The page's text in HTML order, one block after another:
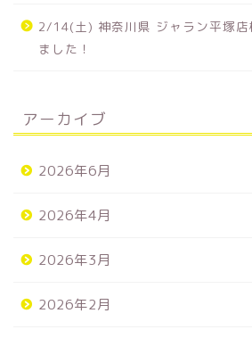
2/14(土) 神奈川県 ジャラン平塚
ました！
アーカイブ
2026年6月
2026年4月
2026年3月
2026年2月